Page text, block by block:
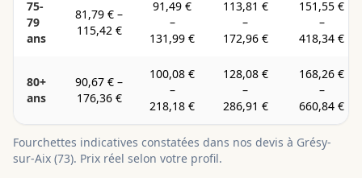
75-
79
ans
81,79 € –
115,42 €
91,49 €
–
131,99 €
113,81 €
–
172,96 €
151,55 €
–
418,34 €
80+
ans
90,67 € –
176,36 €
100,08 €
–
218,18 €
128,08 €
–
286,91 €
168,26 €
–
660,84 €
Fourchettes indicatives constatées dans nos devis à Grésy-
sur-Aix (73). Prix réel selon votre profil.